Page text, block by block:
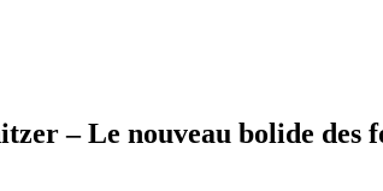
– Le nouveau bolide des